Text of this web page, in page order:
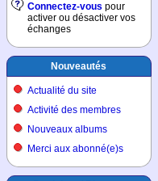
Connectez-vous pour
activer ou désactiver vos
échanges
Nouveautés
Actualité du site
Activité des membres
Nouveaux albums
Merci aux abonné(e)s